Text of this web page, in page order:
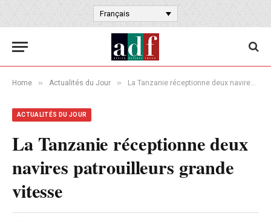
Français
Home » Actualités du Jour » La Tanzanie réceptionne deux navires patrouilleurs grande vitesse
ACTUALITÉS DU JOUR
La Tanzanie réceptionne deux
navires patrouilleurs grande
vitesse